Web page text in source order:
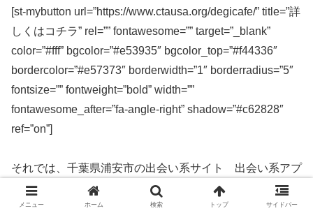
[st-mybutton url=”https://www.ctausa.org/degicafe/” title=”詳
しくはコチラ” rel=”” fontawesome=”” target=”_blank”
color=”#fff” bgcolor=”#e53935″ bgcolor_top=”#f44336″
bordercolor=”#e57373″ borderwidth=”1″ borderradius=”5″
fontsize=”” fontweight=”bold” width=””
fontawesome_after=”fa-angle-right” shadow=”#c62828″
ref=”on”]
それでは、千葉県浦安市の出会い系サイト 出会い系アプ
リを実際に使ってみた感想などを解説します。
メニュー ホーム 検索 トップ サイドバー